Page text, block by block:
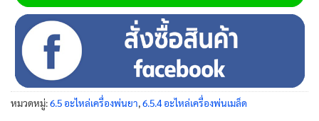
หมวดหมู่:6.5 อะไหล่เครื่องพ่นยา 6.5.4 อะไหล่เครื่องพ่นเมล็ด